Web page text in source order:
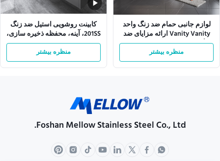
لوازم جانبی حمام ضد زنگ واحد
Vanity Vanity ارائه مزایای ضد
زنگ طولانی مدت و دکوراسیون
حمام شیک
منظره بیشتر
کابینت روشویی استیل ضد زنگ
201SS، آینه، محفظه ذخیره سازی،
دیواری
منظره بیشتر
Foshan Mellow Stainless Steel Co., Ltd.